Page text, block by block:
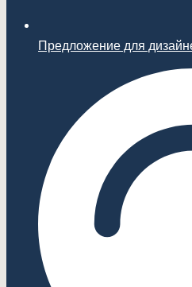
Предложение для